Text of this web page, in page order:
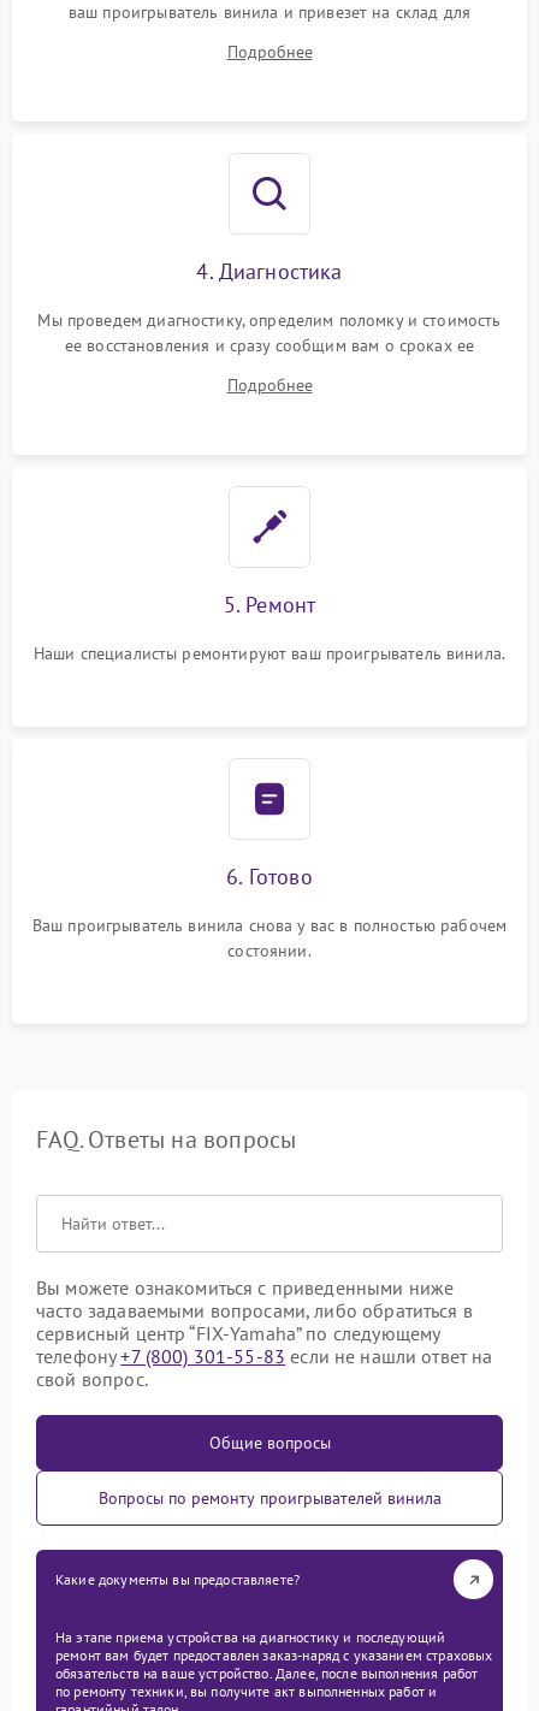
ваш проигрыватель винила и привезет на склад для
Подробнее
4. Диагностика
Мы проведем диагностику, определим поломку и стоимость
ее восстановления и сразу сообщим вам о сроках ее
Подробнее
5. Ремонт
Наши специалисты ремонтируют ваш проигрыватель винила.
6. Готово
Ваш проигрыватель винила снова у вас в полностью рабочем
состоянии.
FAQ. Ответы на вопросы
Вы можете ознакомиться с приведенными ниже
часто задаваемыми вопросами, либо обратиться в
сервисный центр “FIX-Yamaha” по следующему
телефону+7 (800) 301-55-83 если не нашли ответ на
свой вопрос.
Общие вопросы
Вопросы по ремонту проигрывателей винила
Какие документы вы предоставляете?
На этапе приема устройства на диагностику и последующий
ремонт вам будет предоставлен заказ-наряд с указанием страховых
обязательств на ваше устройство. Далее, после выполнения работ
по ремонту техники, вы получите акт выполненных работ и